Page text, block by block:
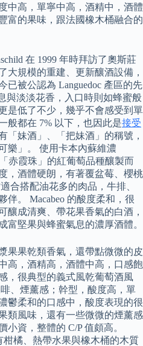
中高，單寧中高，酒精中，酒體
富的果味，跟法國橡木桶融合的
在 1999 年時拜訪了奧斯莊
大規模的重建、更新釀酒設備，
已被公認為 Languedoc 產區的先
與淡淡花香，入口時則如蜂蜜般
是低了不少，幾乎不會感受到單
般都在 7% 以下，也因此是接受
「妹酒」、「把妹酒」的稱號，
樂」。 使用卡本內蘇維濃
「赤霞珠」的紅葡萄品種釀製而
，酒體硬朗，有著覆盆莓、櫻桃
合搭配油花多的肉品，牛排、
伴。 Macabeo 的酸度柔和，很
釀成清爽、帶花果香氣的白酒，
富堅果與蜂蜜氣息的濃厚酒體。
果果乾類香氣，還帶點微微的皮
高，酒精高，酒體中高，口感飽
，很典型的義式風乾葡萄酒風
、煙薰感；幹型，酸度高，單
鬱柔和的口感中，酸度表現的很
類風味，還有一些微微的煙薰感
資，整體的 C/P 值頗高。
柑橘、熱帶水果與橡木桶的木質